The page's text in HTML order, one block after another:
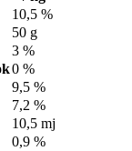
10,5 %
50 g
3 %
0 %
9,5 %
7,2 %
10,5 mj
0,9 %